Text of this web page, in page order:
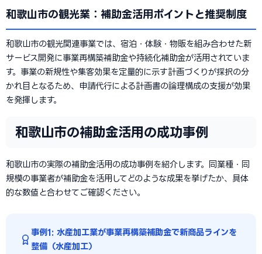
和歌山市の観光業：補助金活用ポイントと推奨制度
和歌山市の観光関連事業では、宿泊・体験・物販を組み合わせた新
サービス開発に事業再構築補助金や持続化補助金が活用されていま
す。事業の新規性や集客効果を定量的に示す計画づくりが採択の分
かれ目となるため、申請代行による計画書の論理構成の支援が効果
を発揮します。
和歌山市の補助金活用の成功事例
和歌山市の実際の補助金活用の成功事例を紹介します。同業種・同
規模の事業者が補助金を活用してどのような成果を挙げたか、具体
的な数値と合わせてご確認ください。
事例1: 水産加工業が事業再構築補助金で新商品ラインを
整備（水産加工）